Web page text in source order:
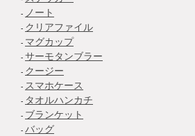
ノート
クリアファイル
マグカップ
サーモタンブラー
クージー
スマホケース
タオルハンカチ
ブランケット
バッグ